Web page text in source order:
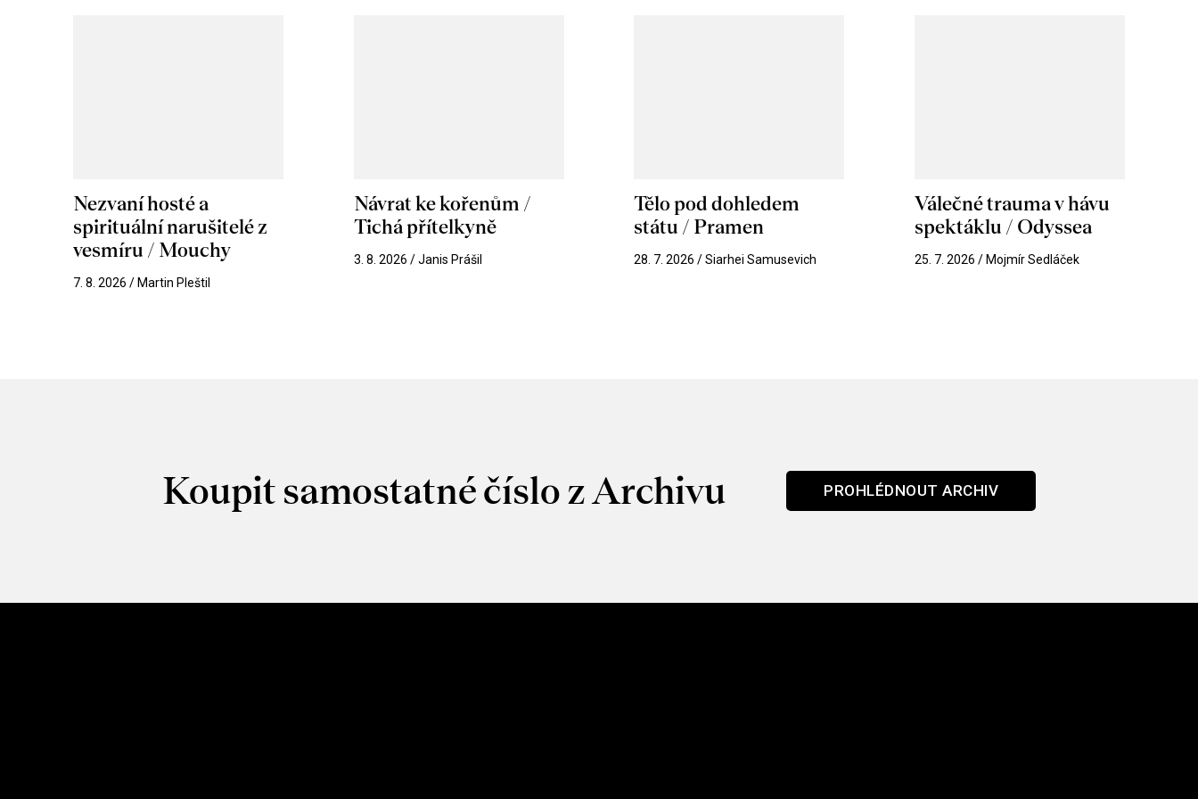
Nezvaní hosté a
spirituální narušitelé z
vesmíru / Mouchy
7. 8. 2026 / Martin Pleštil
Návrat ke kořenům /
Tichá přítelkyně
3. 8. 2026 / Janis Prášil
Tělo pod dohledem
státu / Pramen
28. 7. 2026 / Siarhei Samusevich
Válečné trauma v hávu
spektáklu / Odyssea
25. 7. 2026 / Mojmír Sedláček
Koupit samostatné číslo z Archivu PROHLÉDNOUT ARCHIV